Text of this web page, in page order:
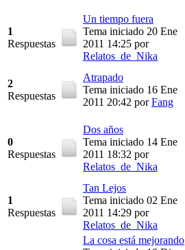
1
Respuestas
Un tiempo fuera
Tema iniciado 20 Ene
2011 14:25 por
Relatos_de_Nika
2
Respuestas
Atrapado
Tema iniciado 16 Ene
2011 20:42 porFang
0
Respuestas
Dos años
Tema iniciado 14 Ene
2011 18:32 por
Relatos_de_Nika
1
Respuestas
Tan Lejos
Tema iniciado 02 Ene
2011 14:29 por
Relatos_de_Nika
La cosa está mejorando